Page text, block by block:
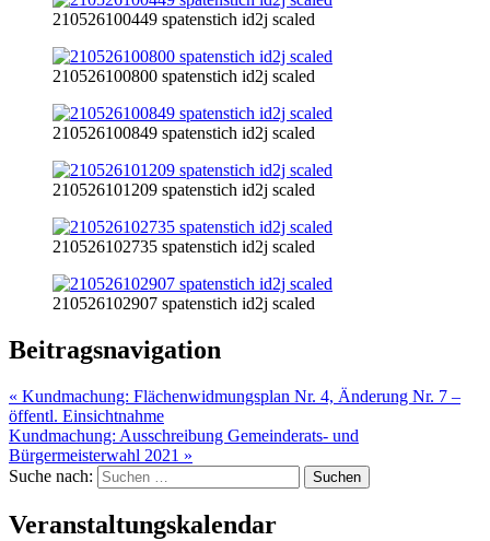
210526100449 spatenstich id2j scaled
210526100800 spatenstich id2j scaled
210526100849 spatenstich id2j scaled
210526101209 spatenstich id2j scaled
210526102735 spatenstich id2j scaled
210526102907 spatenstich id2j scaled
Beitragsnavigation
« Kundmachung: Flächenwidmungsplan Nr. 4, Änderung Nr. 7 –
öffentl. Einsichtnahme
Kundmachung: Ausschreibung Gemeinderats- und
Bürgermeisterwahl 2021 »
Suche nach:
Veranstaltungskalendar